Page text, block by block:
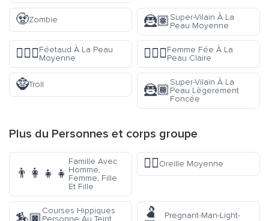
🧟Zombie 🦹🏽Super-Vilain À La
Peau Moyenne
🧚🏽‍♂️Féetaud À La Peau
Moyenne
🧚🏻‍♀️Femme Fée À La
Peau Claire
🧌Troll 🦹🏾
Super-Vilain À La
Peau Lègerement
Foncée
Plus du Personnes et corps groupe
👨‍👩‍👧‍👧
Famille Avec
Homme,
Femme, Fille
Et Fille
👂🏽Oreille Moyenne
Courses Hippiques
Personne Au Teint
🫃
Pregnant-Man-Light-